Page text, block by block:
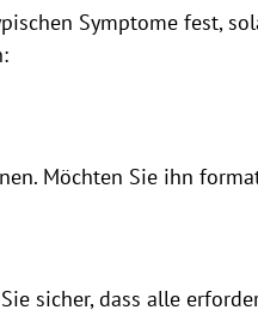
Symptome fest,
Möchten Sie ihn
sicher, dass alle